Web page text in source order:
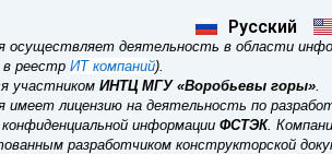
Русский
осуществляет деятельность в области
в реестр ИТ компаний).
участником ИНТЦ МГУ «Воробьевы горы».
имеет лицензию на деятельность по
информации ФСТЭК.
разработчиком конструкторской